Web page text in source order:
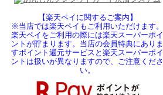
【楽天ペイに関するご案内】
※当店では楽天ペイもご利用いただけます。
楽天ペイをご利用の際には楽天スーパーポイ
ントが貯まります。当店の会員特典にありま
すポイント還元サービスと楽天スーパーポイ
ントは扱いが異なりますので、ご注意くださ
い。